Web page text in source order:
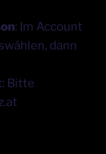
: Im Account
dann
Bitte